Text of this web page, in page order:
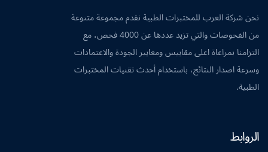
نحن شركة العرب للمختبرات الطبية نقدم مجموعة متنوعة
من الفحوصات والتي تزيد عددها عن 4000 فحص، مع
التزامنا بمراعاة اعلى مقاييس ومعايير الجودة والاعتمادات
وسرعة اصدار النتائج، باستخدام أحدث تقنيات المختبرات
الطبية.
الروابط